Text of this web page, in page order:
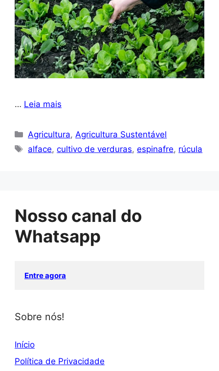
… Leia mais
Categorias
Agricultura,Agricultura Sustentável
Tags
alface,cultivo de verduras,espinafre, rúcula
Nosso canal do
Whatsapp
Entre agora
Sobre nós!
Início
Política de Privacidade